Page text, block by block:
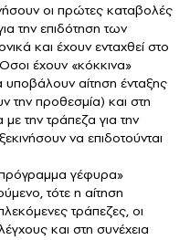
οι πρώτες καταβολές
την επιδότηση των
και έχουν ενταχθεί στο
έχουν «κόκκινα»
αίτηση ένταξης
την προθεσμία) και στη
την τράπεζα για την
να επιδοτούνται
γέφυρα»
τότε η αίτηση
τράπεζες, οι
και στη συνέχεια